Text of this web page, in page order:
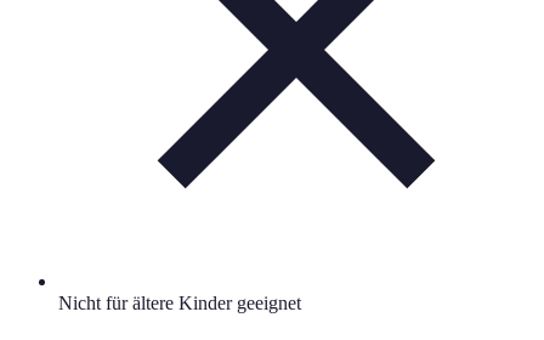
Nicht für ältere Kinder geeignet